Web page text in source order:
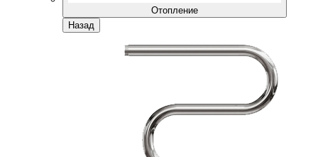
Отопление
Назад